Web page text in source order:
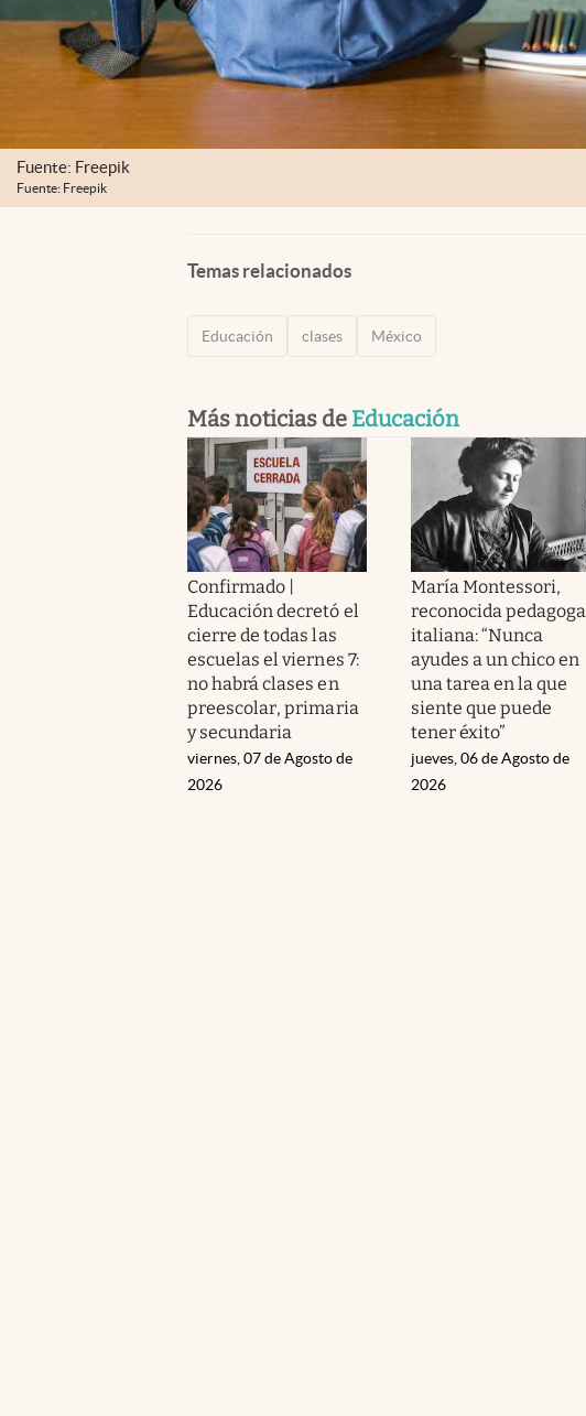
Fuente: Freepik
Fuente: Freepik
Temas relacionados
Educación clases México
Más noticias de Educación
Confirmado |
Educación decretó el
cierre de todas las
escuelas el viernes 7:
no habrá clases en
preescolar, primaria
y secundaria
viernes, 07 de Agosto de
2026
María Montessori,
reconocida pedagoga
italiana: “Nunca
ayudes a un chico en
una tarea en la que
siente que puede
tener éxito”
jueves, 06 de Agosto de
2026